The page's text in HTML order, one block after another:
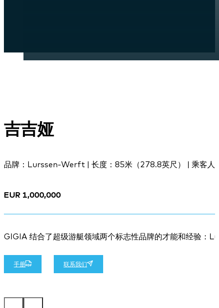
吉吉娅
品牌：Lurssen-Werft | 长度：85米（278.8英尺） | 乘客人
EUR 1,000,000
GIGIA 结合了超级游艇领域两个标志性品牌的才能和经验：
手册 联系我们